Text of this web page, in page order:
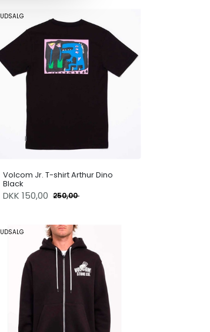
UDSALG
Volcom Jr. T-shirt Arthur Dino
Black
DKK 150,00 250,00
UDSALG